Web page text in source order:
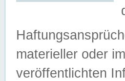
materieller oder
veröffentlichten